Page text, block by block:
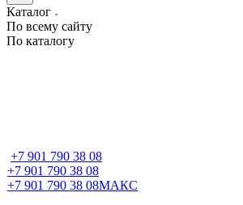
Каталог
По всему сайту
По каталогу
+7 901 790 38 08
+7 901 790 38 08
+7 901 790 38 08МАКС